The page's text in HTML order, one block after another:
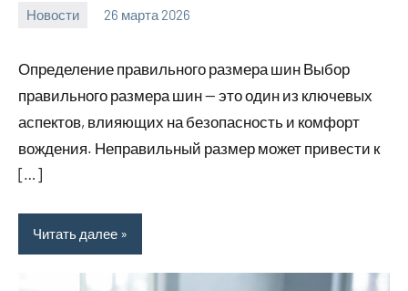
Новости 26 марта 2026
Определение правильного размера шин Выбор
правильного размера шин — это один из ключевых
аспектов, влияющих на безопасность и комфорт
вождения. Неправильный размер может привести к
[…]
Читать далее